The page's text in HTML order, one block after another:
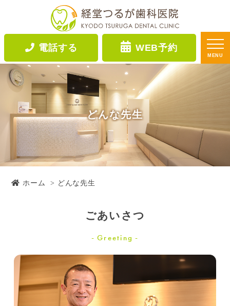
MENU
電話する WEB予約
どんな先生
ホーム どんな先生
ごあいさつ
Greeting